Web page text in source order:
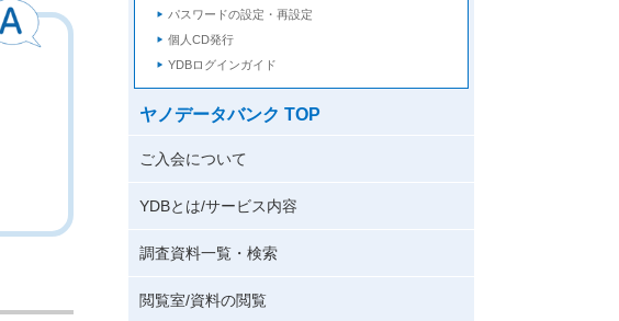
パスワードの設定・再設定
個人CD発行
YDBログインガイド
ヤノデータバンク TOP
ご入会について
YDBとは/サービス内容
調査資料一覧・検索
閲覧室/資料の閲覧